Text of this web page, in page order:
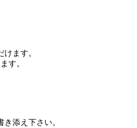
ます。
す。
添え下さい。